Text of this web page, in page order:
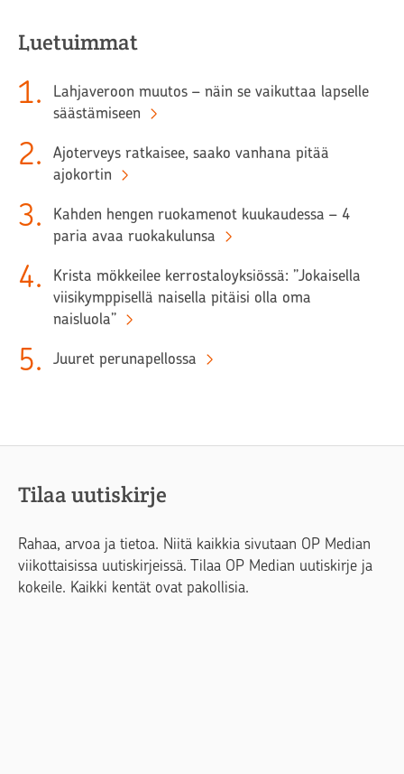
Luetuimmat
1.
Lahjaveroon muutos – näin se vaikuttaa lapselle
säästämiseen
2.
Ajoterveys ratkaisee, saako vanhana pitää
ajokortin
3.
Kahden hengen ruokamenot kuukaudessa – 4
paria avaa ruokakulunsa
4.
Krista mökkeilee kerrostaloyksiössä: ”Jokaisella
viisikymppisellä naisella pitäisi olla oma
naisluola”
5. Juuret perunapellossa
Tilaa uutiskirje
Rahaa, arvoa ja tietoa. Niitä kaikkia sivutaan OP Median
viikottaisissa uutiskirjeissä. Tilaa OP Median uutiskirje ja
kokeile. Kaikki kentät ovat pakollisia.